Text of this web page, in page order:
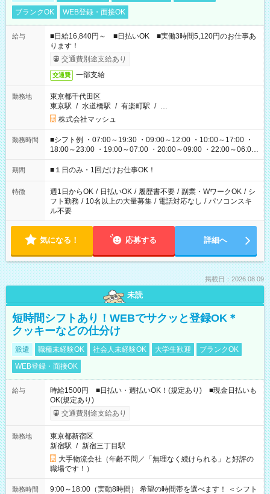
ブランクOK
WEB登録・面接OK
給与
■日給16,840円～ ■日払いOK ■実働3時間5,120円のお仕事あ
ります！
交通費別途支給あり
交通費 一部支給
勤務地
東京都千代田区
東京駅 / 水道橋駅 / 有楽町駅 / …
株式会社マッシュ
勤務時間
■シフト例 ・07:00～19:30 ・09:00～12:00 ・10:00～17:00 ・
18:00～23:00 ・19:00～07:00 ・20:00～09:00 ・22:00～06:00
etc ★最短で3時間で5,120円のお仕事から 15時間で2万円近く稼
げるお仕事も！ ご希望のお時間に合わせてご紹介！ ※シフトは
ください！
期間 ■１日のみ・1回だけお仕事OK！
特徴 週1日からOK / 日払いOK / 履歴書不要 / 副業・WワークOK / シ
フト勤務 / 10名以上の大量募集 / 電話対応なし / パソコンスキ
ル不要
気になる！ 応募する 詳細へ
掲載日：2026.08.09
未読
短時間シフトあり！WEBでサクッと登録OK＊
クッキーなどの仕分け
派遣 職種未経験OK 社会人未経験OK 大学生歓迎
ブランクOK
WEB登録・面接OK
給与
時給1500円 ■日払い・週払いOK！(規定あり) ■現金日払いも
OK(規定あり)
交通費別途支給あり
勤務地
東京都新宿区
新宿駅 / 新宿三丁目駅
大手物流会社（年齢不問／「無理なく続けられる」と好評の
職場です！）
勤務時間
9:00～18:00（実動8時間） 希望の時間帯を選べます！ ＜シフト